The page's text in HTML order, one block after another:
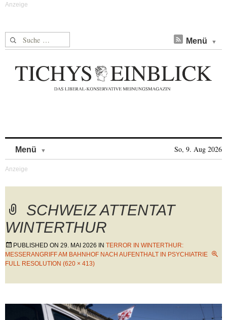
Suche nach: Menü
Menü So, 9. Aug 2026
SCHWEIZ ATTENTAT
WINTERTHUR
PUBLISHED ON 29. MAI 2026 IN TERROR IN WINTERTHUR:
MESSERANGRIFF AM BAHNHOF NACH AUFENTHALT IN PSYCHIATRIE
FULL RESOLUTION (620 × 413)